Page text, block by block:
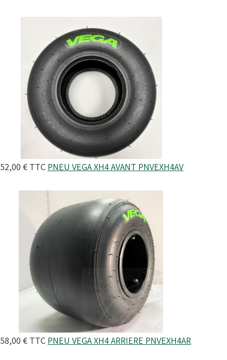
52,00 € TTC PNEU VEGA XH4 AVANT PNVEXH4AV
58,00 € TTC PNEU VEGA XH4 ARRIERE PNVEXH4AR